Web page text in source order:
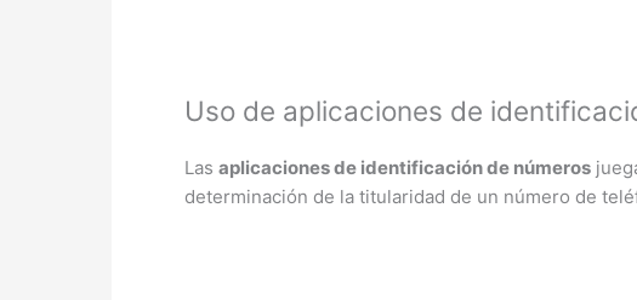
Uso de aplicaciones de
Las aplicaciones de identificación de números
determinación de la titularidad de un número de